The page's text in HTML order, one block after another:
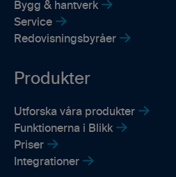
Bygg & hantverk
Service
Redovisningsbyråer
Produkter
Utforska våra produkter
Funktionerna i Blikk
Priser
Integrationer